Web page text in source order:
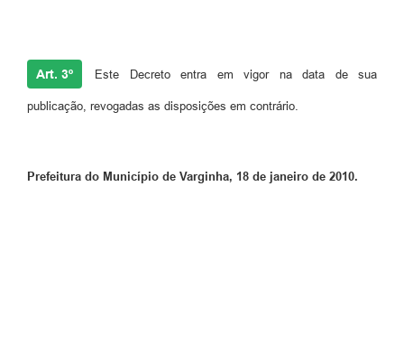
Art. 3º Este Decreto entra em vigor na data de sua
publicação, revogadas as disposições em contrário.
Prefeitura do Município de Varginha, 18 de janeiro de 2010.